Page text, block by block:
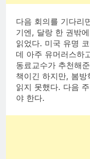
다음 회의를 기다리
기엔, 달랑 한 권밖
읽었다. 미국 유명
데 아주 유머러스하
동료교수가 추천해
책이긴 하지만, 봄
읽지 못했다. 다음
야 한다.